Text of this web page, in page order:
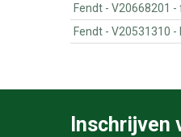
Inschrijven